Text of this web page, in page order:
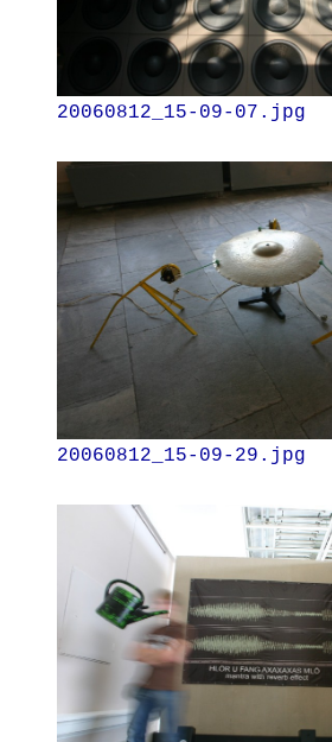
20060812_15-09-07.jpg
20060812_15-09-29.jpg